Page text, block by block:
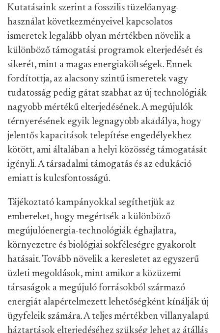
Kutatásaink szerint a fosszilis tüzelőanyag-
használat következményeivel kapcsolatos
ismeretek legalább olyan mértékben növelik a
különböző támogatási programok elterjedését és
sikerét, mint a magas energiaköltségek. Ennek
fordítottja, az alacsony szintű ismeretek vagy
tudatosság pedig gátat szabhat az új technológiák
nagyobb mértékű elterjedésének. A megújulók
térnyerésének egyik legnagyobb akadálya, hogy
jelentős kapacitások telepítése engedélyekhez
kötött, ami általában a helyi közösség támogatását
igényli. A társadalmi támogatás és az edukáció
emiatt is kulcsfontosságú.
Tájékoztató kampányokkal segíthetjük az
embereket, hogy megértsék a különböző
megújulóenergia-technológiák éghajlatra,
környezetre és biológiai sokféleségre gyakorolt
hatásait. Tovább növelik a keresletet az egyszerű
üzleti megoldások, mint amikor a közüzemi
társaságok a megújuló forrásokból származó
energiát alapértelmezett lehetőségként kínálják új
ügyfeleik számára. A teljes mértékben villanyalapú
háztartások elterjedéséhez szükség lehet az átállás